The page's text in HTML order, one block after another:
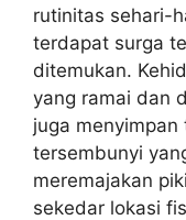
rutinitas sehari-
terdapat surga
ditemukan.
yang ramai dan
juga
tersembunyi
meremajakan
sekedar lokasi